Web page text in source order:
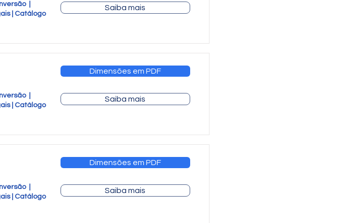
Catálogo
Saiba mais
Catálogo
Dimensões em PDF
Saiba mais
Catálogo
Dimensões em PDF
Saiba mais